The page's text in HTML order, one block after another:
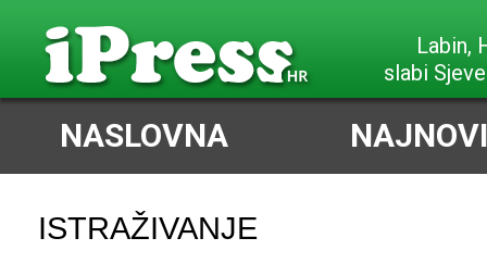
Labin,
slabi
NASLOVNA
ISTRAŽIVANJE